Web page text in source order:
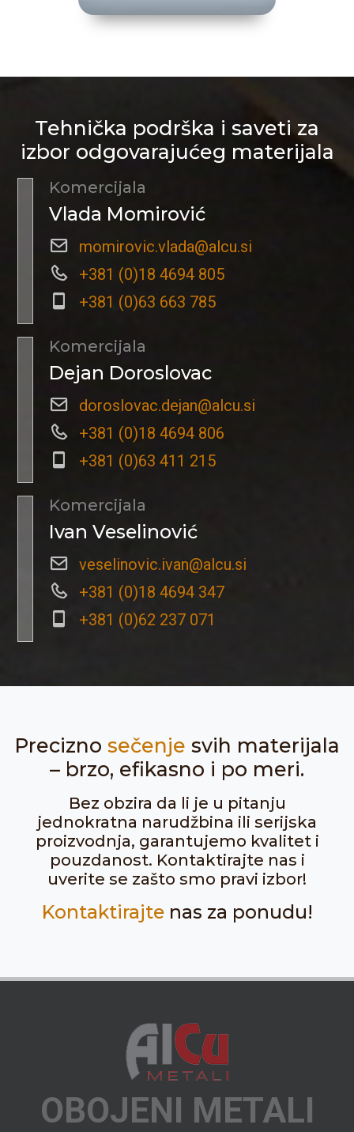
Tehnička podrška i saveti za
izbor odgovarajućeg materijala
Komercijala
Vlada Momirović
momirovic.vlada@alcu.si
+381 (0)18 4694 805
+381 (0)63 663 785
Komercijala
Dejan Doroslovac
doroslovac.dejan@alcu.si
+381 (0)18 4694 806
+381 (0)63 411 215
Komercijala
Ivan Veselinović
veselinovic.ivan@alcu.si
+381 (0)18 4694 347
+381 (0)62 237 071
Precizno sečenje svih materijala
– brzo, efikasno i po meri.
Bez obzira da li je u pitanju
jednokratna narudžbina ili serijska
proizvodnja, garantujemo kvalitet i
pouzdanost. Kontaktirajte nas i
uverite se zašto smo pravi izbor!
Kontaktirajtenas za ponudu!
OBOJENI METALI